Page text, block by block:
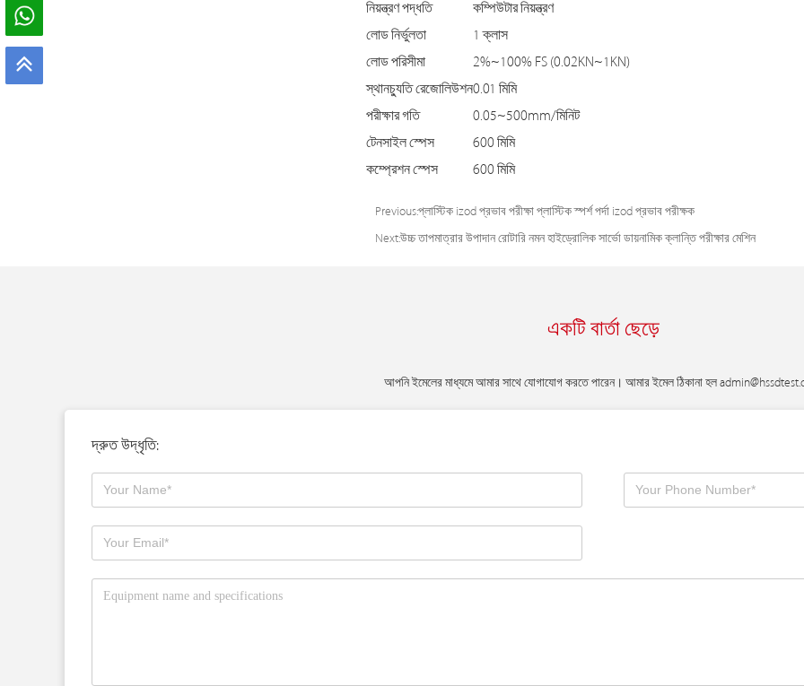
নিয়ন্ত্রণ পদ্ধতি
কম্পিউটার নিয়ন্ত্রণ
লোড নির্ভুলতা
1 ক্লাস
লোড পরিসীমা
2%~100% FS (0.02KN~1KN)
স্থানচ্যুতি রেজোলিউশন0.01 মিমি
পরীক্ষার গতি
0.05~500mm/মিনিট
টেনসাইল স্পেস
600 মিমি
কম্প্রেশন স্পেস
600 মিমি
Previous:প্লাস্টিক izod প্রভাব পরীক্ষা প্লাস্টিক স্পর্শ পর্দা izod প্রভাব পরীক্ষক
Next:উচ্চ তাপমাত্রার উপাদান রোটারি নমন হাইড্রোলিক সার্ভো ডায়নামিক ক্লান্তি পরীক্ষার মেশিন
একটি বার্তা ছেড়ে
আপনি ইমেলের মাধ্যমে আমার সাথে যোগাযোগ করতে পারেন। আমার ইমেল ঠিকানা হল
দ্রুত উদ্ধৃতি: